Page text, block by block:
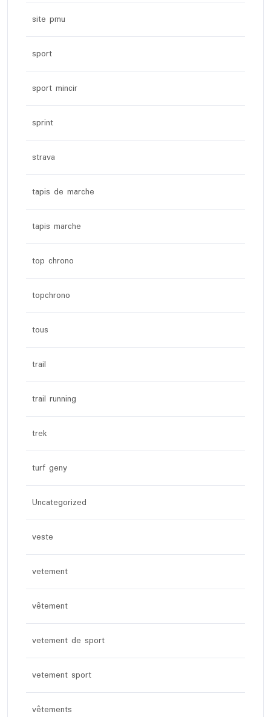
site pmu
sport
sport mincir
sprint
strava
tapis de marche
tapis marche
top chrono
topchrono
tous
trail
trail running
trek
turf geny
Uncategorized
veste
vetement
vêtement
vetement de sport
vetement sport
vêtements